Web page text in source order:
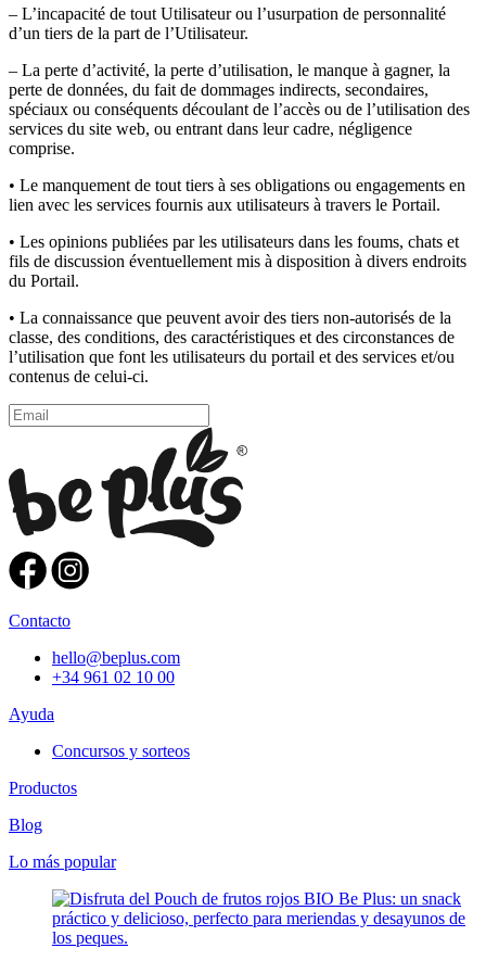
– L’incapacité de tout Utilisateur ou l’usurpation de personnalité
d’un tiers de la part de l’Utilisateur.
– La perte d’activité, la perte d’utilisation, le manque à gagner, la
perte de données, du fait de dommages indirects, secondaires,
spéciaux ou conséquents découlant de l’accès ou de l’utilisation des
services du site web, ou entrant dans leur cadre, négligence
comprise.
• Le manquement de tout tiers à ses obligations ou engagements en
lien avec les services fournis aux utilisateurs à travers le Portail.
• Les opinions publiées par les utilisateurs dans les foums, chats et
fils de discussion éventuellement mis à disposition à divers endroits
du Portail.
• La connaissance que peuvent avoir des tiers non-autorisés de la
classe, des conditions, des caractéristiques et des circonstances de
l’utilisation que font les utilisateurs du portail et des services et/ou
contenus de celui-ci.
Contacto
hello@beplus.com
+34 961 02 10 00
Ayuda
Concursos y sorteos
Productos
Blog
Lo más popular